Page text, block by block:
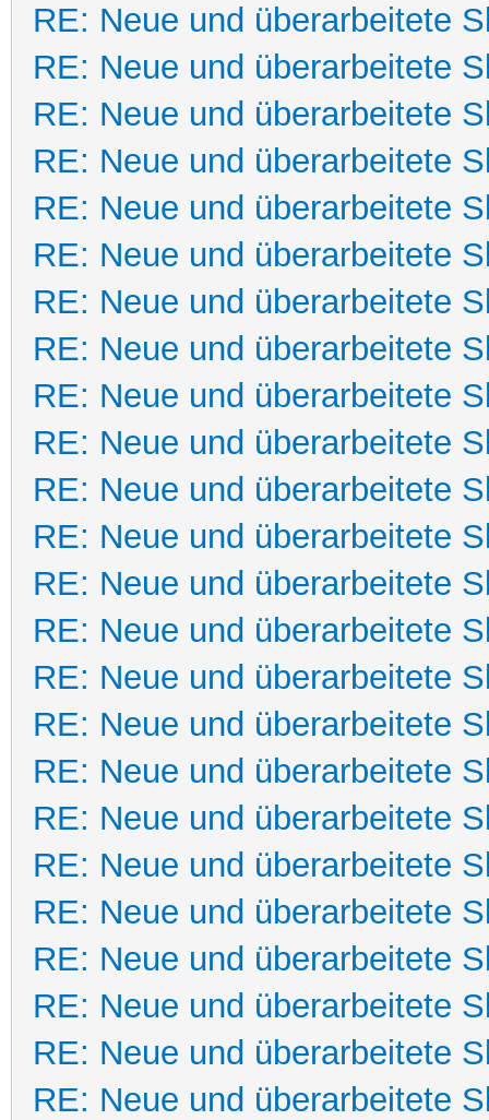
RE: Neue und überarbeitete
RE: Neue und überarbeitete
RE: Neue und überarbeitete
RE: Neue und überarbeitete
RE: Neue und überarbeitete
RE: Neue und überarbeitete
RE: Neue und überarbeitete
RE: Neue und überarbeitete
RE: Neue und überarbeitete
RE: Neue und überarbeitete
RE: Neue und überarbeitete
RE: Neue und überarbeitete
RE: Neue und überarbeitete
RE: Neue und überarbeitete
RE: Neue und überarbeitete
RE: Neue und überarbeitete
RE: Neue und überarbeitete
RE: Neue und überarbeitete
RE: Neue und überarbeitete
RE: Neue und überarbeitete
RE: Neue und überarbeitete
RE: Neue und überarbeitete
RE: Neue und überarbeitete
RE: Neue und überarbeitete